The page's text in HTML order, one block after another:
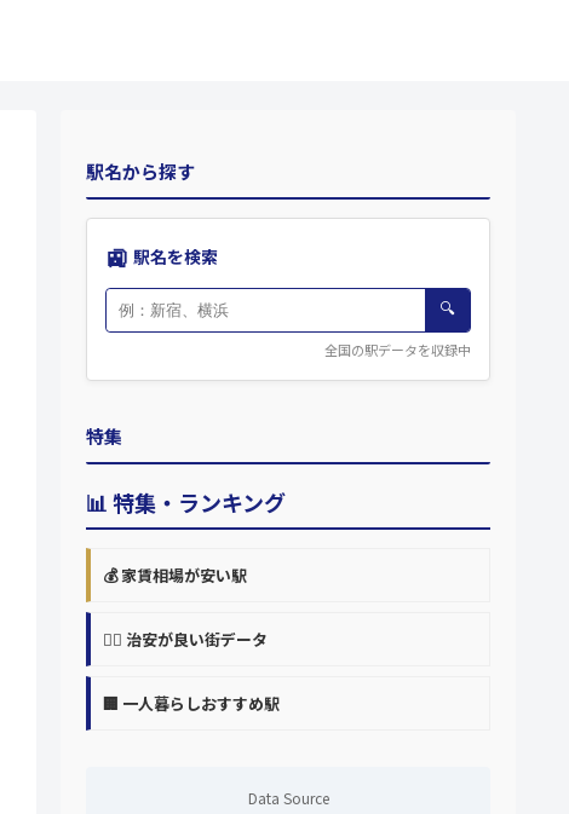
駅名から探す
🚉 駅名を検索
🔍
全国の駅データを収録中
特集
📊 特集・ランキング
💰 家賃相場が安い駅
👮‍♀️ 治安が良い街データ
🏢 一人暮らしおすすめ駅
Data Source